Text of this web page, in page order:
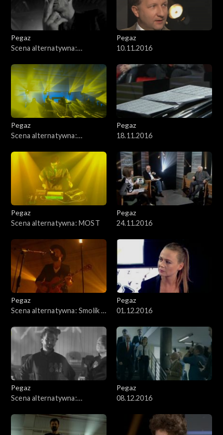
Pegaz
Scena alternatywna:
gośćmi
Pegaz
10.11.2016
Pegaz
Scena alternatywna:
Pegaz
18.11.2016
Pegaz
Scena alternatywna: MOST
Pegaz
24.11.2016
Pegaz
Scena alternatywna: Smolik /
Pegaz
01.12.2016
Pegaz
Scena alternatywna:
Pegaz
08.12.2016